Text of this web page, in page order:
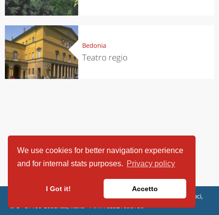
We use cookies for better navigation experience
and for internal stats purposes. Privacy policy
I Got it! Accetto
Bedonia
Teatro regio
ViaggiArt - © 2013-2026 Altrama Italia SRL | Piazza Caduti di Capaci,
6/C - 87100 Cosenza, Italia - P.IVA 03321690780